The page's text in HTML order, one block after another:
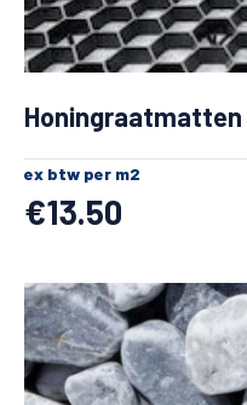
Honingraatmatten
ex btw per m2
€13.50